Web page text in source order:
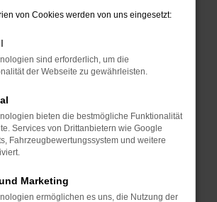
Tipps, die dir helfen können:
deine Firewall und deine
Browsererweiterungen.
wie Werbeblocker,
Laden bestimmter Seiten
oder in einem privaten
von Cookies werden von uns eingesetzt:
sind erforderlich, um die
der Webseite zu gewährleisten.
bieten die bestmögliche Funktionalität
Services von Drittanbietern wie Google
Fahrzeugbewertungssystem und weitere
Marketing
ermöglichen es uns, die Nutzung der